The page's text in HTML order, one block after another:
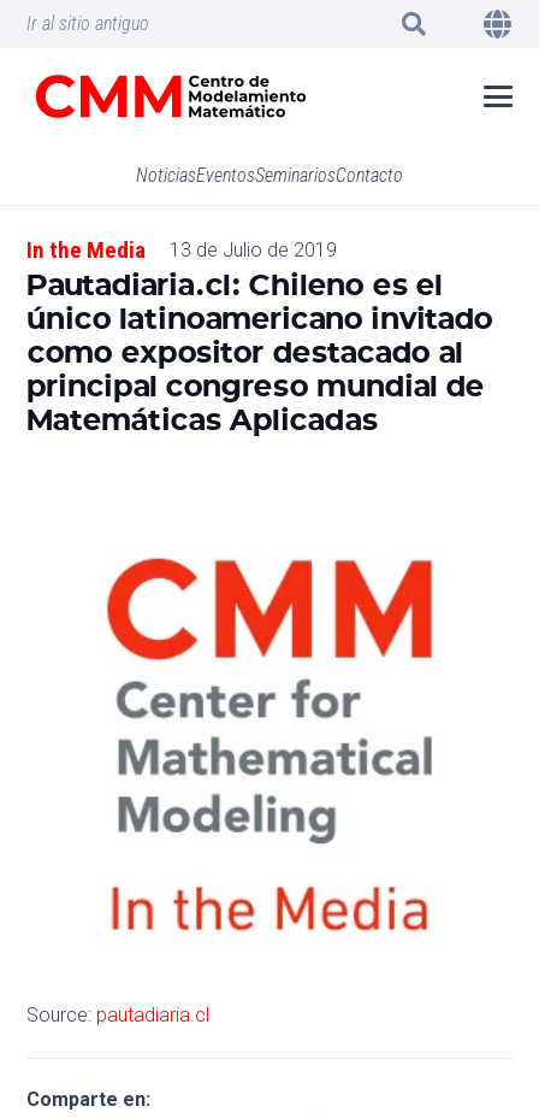
Ir al sitio antiguo
NoticiasEventosSeminariosContacto
In the Media 13 de Julio de 2019
Pautadiaria.cl: Chileno es el
único latinoamericano invitado
como expositor destacado al
principal congreso mundial de
Matemáticas Aplicadas
Source: pautadiaria.cl
Comparte en: